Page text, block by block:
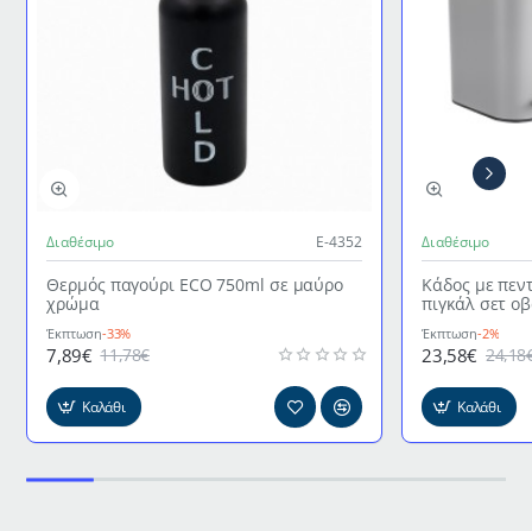
Διαθέσιμο Ε-4352
Θερμός παγούρι ECO 750ml σε μαύρο
χρώμα
Έκπτωση-33%
7,89€ 11,78€
Καλάθι
Διαθέσιμο
Κάδος με
πιγκάλ σετ
Έκπτωση-2%
23,58€
Καλάθι